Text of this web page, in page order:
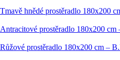
Tmavě hnědé prostěradlo 180x200
Antracitové prostěradlo 180x200 cm
Růžové prostěradlo 180x200 cm –